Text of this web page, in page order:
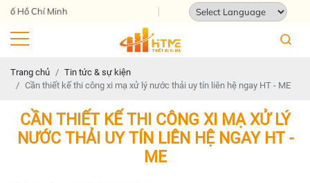
Chí Minh
Trang chủ
Tin tức & sự kiện
Cần thiết kế thi công xi mạ xử lý nước thải uy tín liên hệ ngay HT - ME
CẦN THIẾT KẾ THI CÔNG XI MẠ XỬ LÝ
NƯỚC THẢI UY TÍN LIÊN HỆ NGAY HT -
ME